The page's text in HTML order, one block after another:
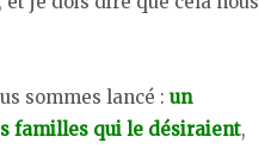
sommes lancé : un
familles qui le désiraient,